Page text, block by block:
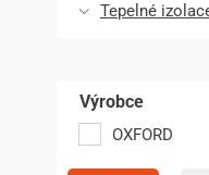
Tepelné
Výrobce
OXFORD